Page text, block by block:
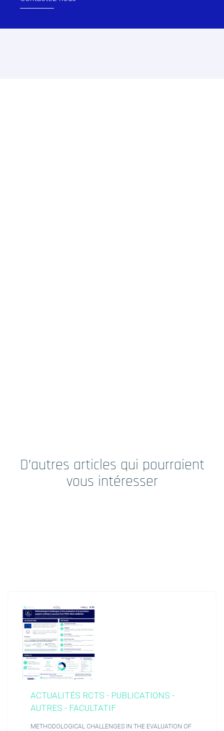
D’autres articles qui pourraient
vous intéresser
ACTUALITÉS RCTS - PUBLICATIONS -
AUTRES - FACULTATIF
METHODOLOGICAL CHALLENGES IN THE EVALUATION OF